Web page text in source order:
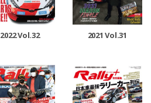
2022 Vol.32 2021 Vol.31